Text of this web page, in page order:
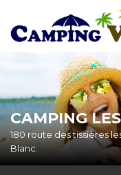
CAMPING
180 route des tissières
Blanc.